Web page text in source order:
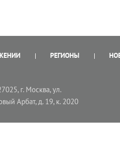
РЕГИОНЫ
г. Москва, ул.
Арбат, д. 19, к. 2020